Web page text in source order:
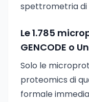
spettrometria di
Le 1.785
GENCODE o
Solo le
proteomics di
formale